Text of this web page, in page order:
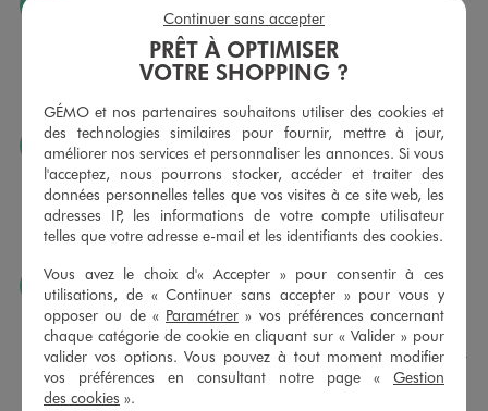
Nous échangeons et vous proposons un avoir ou un
remboursement pour tout article non porté, non retouché,
sous 30 jours, sur simple présentation du ticket de caisse,
JE PEUX FAIRE RETOUCHER MES ARTICLES
Ourlets, ceintures… vous avez la possibilité de faire
retoucher vos articles textiles dans nos magasins. Les tarifs
sont à votre disposition sur simple demande. Voir
conditions en magasins.
J’AIME FAIRE PLAISIR
Nous vous proposons des cartes cadeaux GÉMO d’un
montant au choix entre 10€ et 150€. Les cartes cadeau
GÉMO sont valables 1 an, utilisables en plusieurs fois, pour
payer vos achats en magasin. Offrez vos cartes cadeau
dans de jolies enveloppes pour toutes les occasions.
PRÊT À OPTIMISER
VOTRE SHOPPING ?
GÉMO et nos partenaires souhaitons utiliser des cookies et
des technologies similaires pour fournir, mettre à jour,
améliorer nos services et personnaliser les annonces. Si vous
l'acceptez, nous pourrons stocker, accéder et traiter des
données personnelles telles que vos visites à ce site web, les
adresses IP, les informations de votre compte utilisateur
telles que votre adresse e-mail et les identifiants des cookies.
Vous avez le choix d'« Accepter » pour consentir à ces
utilisations, de « Continuer sans accepter » pour vous y
opposer ou de « Paramétrer » vos préférences concernant
chaque catégorie de cookie en cliquant sur « Valider » pour
valider vos options. Vous pouvez à tout moment modifier
vos préférences en consultant notre page « Gestion
des cookies ».
Continuer sans accepter